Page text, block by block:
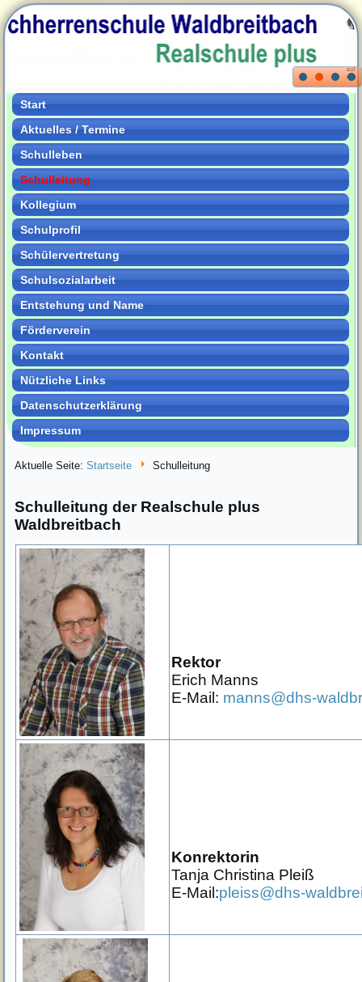
Start
Aktuelles / Termine
Schulleben
Schulleitung
Kollegium
Schulprofil
Schülervertretung
Schulsozialarbeit
Entstehung und Name
Förderverein
Kontakt
Nützliche Links
Datenschutzerklärung
Impressum
Aktuelle Seite:Startseite Schulleitung
Schulleitung der Realschule plus
Waldbreitbach
Rektor
Erich Manns
E-Mail: manns@dhs-
Konrektorin
Tanja Christina Pleiß
E-Mail:pleiss@dhs-